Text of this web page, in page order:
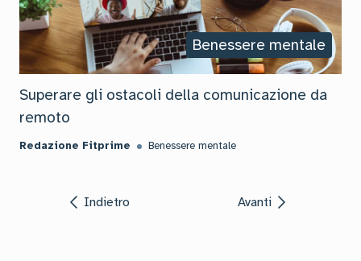
Benessere mentale
Superare gli ostacoli della comunicazione da
remoto
Redazione Fitprime Benessere mentale
Indietro Avanti